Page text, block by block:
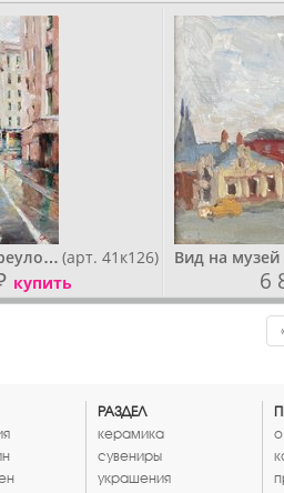
(арт. 41к126)
купить
Вид на
6
«
РАЗДЕЛ
керамика
сувениры
украшения